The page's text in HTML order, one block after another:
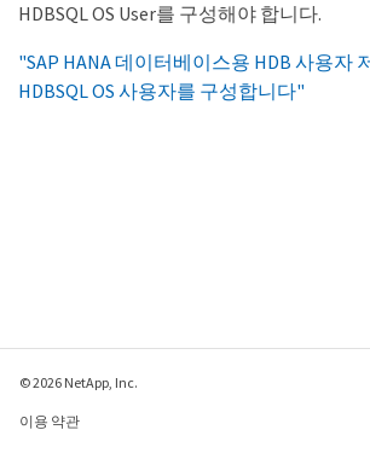
HDBSQL OS User를 구성해야 합니다.
"SAP HANA 데이터베이스용 HDB 사용자
HDBSQL OS 사용자를 구성합니다"
© 2026 NetApp, Inc.
이용 약관